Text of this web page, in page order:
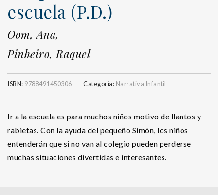
escuela (P.D.)
Oom, Ana,
Pinheiro, Raquel
ISBN: 9788491450306 Categoría: Narrativa Infantil
Ir a la escuela es para muchos niños motivo de llantos y
rabietas. Con la ayuda del pequeño Simón, los niños
entenderán que si no van al colegio pueden perderse
muchas situaciones divertidas e interesantes.